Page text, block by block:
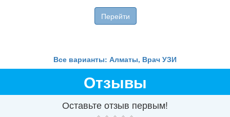
Перейти
Все варианты: Алматы, Врач УЗИ
Отзывы
Оставьте отзыв первым!